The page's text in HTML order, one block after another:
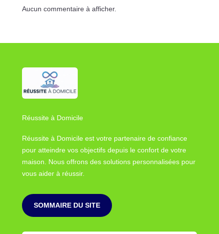
Aucun commentaire à afficher.
Réussite à Domicile
Réussite à Domicile est votre partenaire de confiance
pour atteindre vos objectifs depuis le confort de votre
maison. Nous offrons des solutions personnalisées pour
vous aider à réussir.
SOMMAIRE DU SITE